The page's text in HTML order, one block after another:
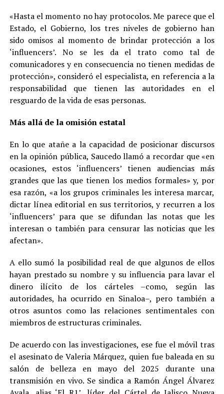
«Hasta el momento no hay protocolos. Me parece que el
Estado, el Gobierno, los tres niveles de gobierno han
sido omisos al momento de brindar protección a los
‘influencers’. No se les da el trato como tal de
comunicadores y en consecuencia no tienen medidas de
protección», consideró el especialista, en referencia a la
responsabilidad que tienen las autoridades en el
resguardo de la vida de esas personas.
Más allá de la omisión estatal
En lo que atañe a la capacidad de posicionar discursos
en la opinión pública, Saucedo llamó a recordar que «en
ocasiones, estos ‘influencers’ tienen audiencias más
grandes que las que tienen los medios formales» y, por
esa razón, «a los grupos criminales les interesa marcar,
dictar línea editorial en sus territorios, y recurren a los
‘influencers’ para que se difundan las notas que les
interesan o también para censurar las noticias que les
afectan».
A ello sumó la posibilidad real de que algunos de ellos
hayan prestado su nombre y su influencia para lavar el
dinero ilícito de los cárteles –como, según las
autoridades, ha ocurrido en Sinaloa–, pero también a
otros asuntos como las relaciones sentimentales con
miembros de estructuras criminales.
De acuerdo con las investigaciones, ese fue el móvil tras
el asesinato de Valeria Márquez, quien fue baleada en su
salón de belleza en mayo del 2025 durante una
transmisión en vivo. Se sindica a Ramón Ángel Álvarez